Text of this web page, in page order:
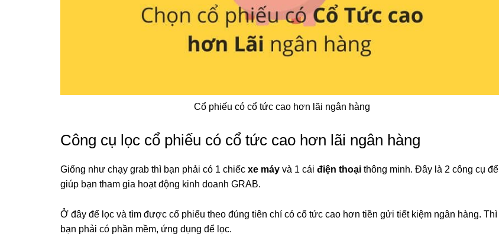
Cổ phiếu có cổ tức cao hơn lãi ngân hàng
Công cụ lọc cổ phiếu có cổ tức cao hơn lãi ngân hàng
Giống như chạy grab thì bạn phải có 1 chiếc xe máy và 1 cái điện thoại thông minh. Đây là 2 công cụ để
giúp bạn tham gia hoạt động kinh doanh GRAB.
Ở đây để lọc và tìm được cổ phiếu theo đúng tiên chí có cổ tức cao hơn tiền gửi tiết kiệm ngân hàng. Thì
bạn phải có phần mềm, ứng dụng để lọc.